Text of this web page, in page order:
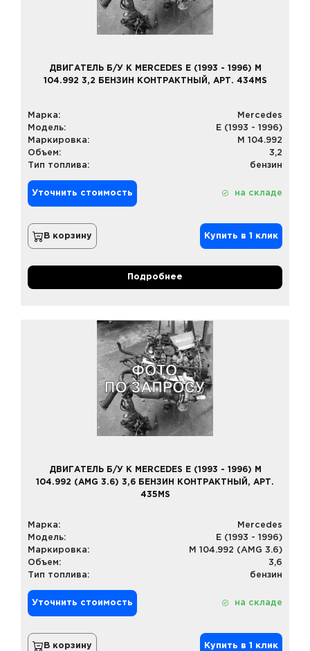
ДВИГАТЕЛЬ Б/У К MERCEDES E (1993 - 1996) M
104.992 3,2 БЕНЗИН КОНТРАКТНЫЙ, АРТ. 434MS
Марка:
Mercedes
Модель:
E (1993 - 1996)
Маркировка:
M 104.992
Объем:
3,2
Тип топлива:
бензин
Уточнить стоимость на складе
В корзину Купить в 1 клик
Подробнее
ДВИГАТЕЛЬ Б/У К MERCEDES E (1993 - 1996) M
104.992 (AMG 3.6) 3,6 БЕНЗИН КОНТРАКТНЫЙ, АРТ.
435MS
Марка:
Mercedes
Модель:
E (1993 - 1996)
Маркировка:
M 104.992 (AMG 3.6)
Объем:
3,6
Тип топлива:
бензин
Уточнить стоимость на складе
В корзину Купить в 1 клик